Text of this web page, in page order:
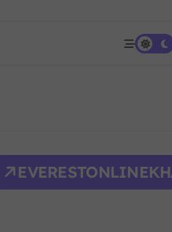
सतहमा
र एम्बाप्पेलाई ‘गोल्डेन बुट’
निर्धारण